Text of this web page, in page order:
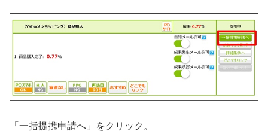
「一括提携申請へ」をクリック。